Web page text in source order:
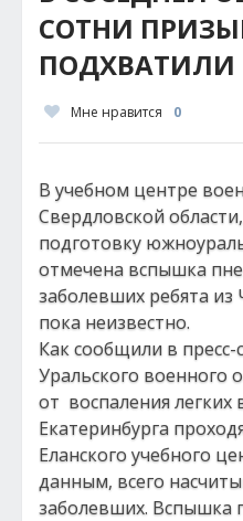
СОТНИ
Мне нравится 0
В учебном центре
Свердловской
подготовку
отмечена вспышка
заболевших ребята из
пока неизвестно.
Как сообщили в
Уральского военного
от воспаления легких
Екатеринбурга
Еланского учебного
данным, всего
заболевших. Вспышка